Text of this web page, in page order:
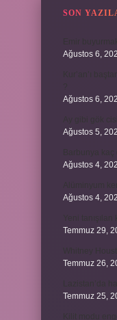
SON
Ağustos 6,
Ağustos 6,
Ağustos 5,
Ağustos 4,
Ağustos 4,
Temmuz 29,
Temmuz 26,
Temmuz 25,